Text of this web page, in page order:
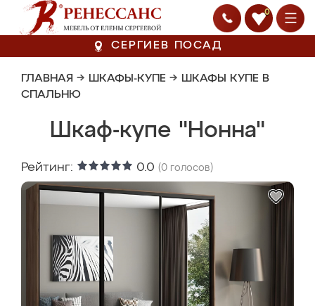
0
СЕРГИЕВ ПОСАД
ГЛАВНАЯ → ШКАФЫ-КУПЕ → ШКАФЫ КУПЕ В
СПАЛЬНЮ
Шкаф-купе "Нонна"
Рейтинг: 0.0 (0 голосов)